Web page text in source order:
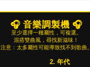
🎧 音樂調製機 🎧
至少選擇一種屬性，可複選。
混搭雙曲風，尋找新滋味！
注意：太多屬性可能導致找不到歌曲。
2. 年代